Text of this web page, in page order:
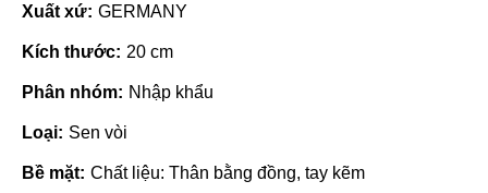
Xuất xứ: GERMANY
Kích thước: 20 cm
Phân nhóm: Nhập khẩu
Loại: Sen vòi
Bề mặt: Chất liệu: Thân bằng đồng, tay kẽm